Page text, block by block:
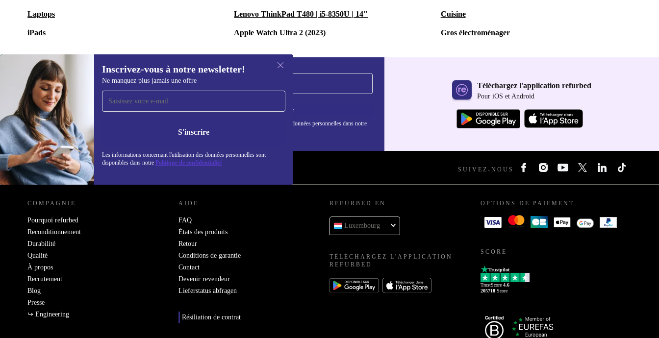
Laptops
iPads
Lenovo ThinkPad T480 | i5-8350U | 14"
Apple Watch Ultra 2 (2023)
Cuisine
Gros électroménager
Inscrivez-vous à notre newsletter!
Ne manquez plus jamais une offre
S'inscrire
Les informations concernant l'utilisation des données personnelles sont
disponibles dans notre Politique de confidentialité
Recevoir offres et infos de
refurbed par mail
Ne manquez plus aucune offre.
S'inscrire
Retrouvez les informations sur l'utilisation des données personnelles dans notre
politique de confidentialité
Téléchargez l'application refurbed
Pour iOS et Android
REFURBED LUXEMBOURG - RETHINK NEW. SUIVEZ-NOUS
COMPAGNIE
Pourquoi refurbed
Reconditionnement
Durabilité
Qualité
À propos
Recrutement
Blog
Presse
↪ Engineering
AIDE
FAQ
États des produits
Retour
Conditions de garantie
Contact
Devenir revendeur
Lieferstatus abfragen
Résiliation de contrat
REFURBED EN
Luxembourg
TÉLÉCHARGEZ L'APPLICATION
REFURBED
OPTIONS DE PAIEMENT
SCORE
Trustpilot
TrustScore 4.6
205718 Score